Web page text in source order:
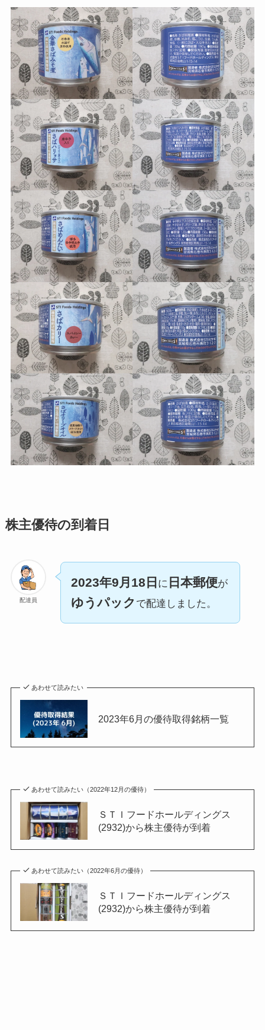
株主優待の到着日
配達員
2023年9月18日 に 日本郵便が
ゆうパック で配達しました。
あわせて読みたい
2023年6月の優待取得銘柄一覧
あわせて読みたい（2022年12月の優待）
ＳＴＩフードホールディングス
(2932)から株主優待が到着
あわせて読みたい（2022年6月の優待）
ＳＴＩフードホールディングス
(2932)から株主優待が到着